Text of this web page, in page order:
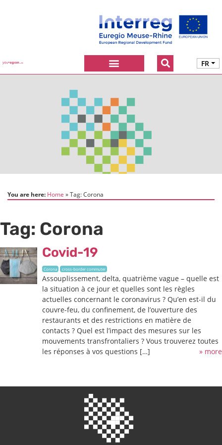
FR
You are here: Home Tag:Corona
Tag: Corona
Covid-19
Corona cross-border commuter
Assouplissement, delta, quatrième vague – quelle est
la situation à ce jour et quelles sont les règles
actuelles concernant le coronavirus ? Qu’en est-il du
couvre-feu, du confinement, de l’ouverture des
restaurants et des restrictions en matière de
contacts ? Quel est l’impact des mesures sur les
mouvements transfrontaliers ? Vous trouverez toutes
les réponses à vos questions […]
» more